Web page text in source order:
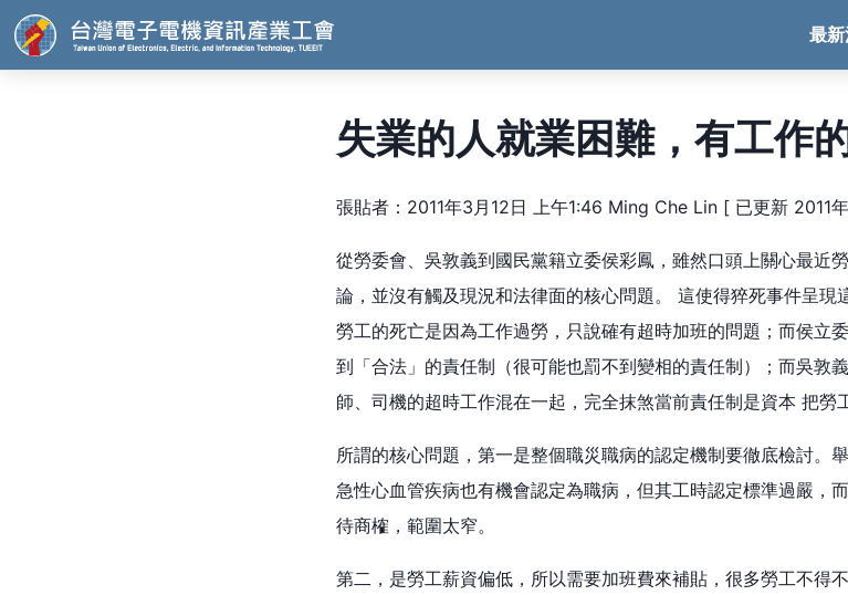
最
失業的人就業困難，有工作
張貼者：2011年3月12日 上午1:46 Ming Che Lin [ 已更新 2011
從勞委會、吳敦義到國民黨籍立委侯彩鳳，雖然口頭上關心最近
論，並沒有觸及現況和法律面的核心問題。 這使得猝死事件呈現
勞工的死亡是因為工作過勞，只說確有超時加班的問題；而侯立
到「合法」的責任制（很可能也罰不到變相的責任制）；而吳敦
師、司機的超時工作混在一起，完全抹煞當前責任制是資本 把勞
所謂的核心問題，第一是整個職災職病的認定機制要徹底檢討。
急性心血管疾病也有機會認定為職病，但其工時認定標準過嚴，
待商榷，範圍太窄。
第二，是勞工薪資偏低，所以需要加班費來補貼，很多勞工不得